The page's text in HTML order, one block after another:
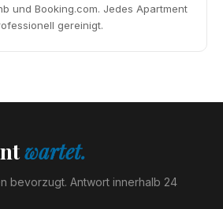
und Booking.com. Jedes Apartment
gereinigt.
wartet.
bevorzugt. Antwort innerhalb 24